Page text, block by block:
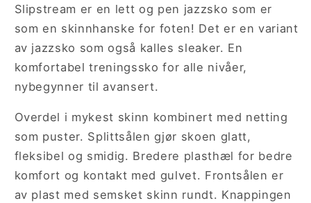
Slipstream er en lett og pen jazzsko som er
som en skinnhanske for foten! Det er en variant
av jazzsko som også kalles sleaker. En
komfortabel treningssko for alle nivåer,
nybegynner til avansert.
Overdel i mykest skinn kombinert med netting
som puster. Splittsålen gjør skoen glatt,
fleksibel og smidig. Bredere plasthæl for bedre
komfort og kontakt med gulvet. Frontsålen er
av plast med semsket skinn rundt. Knappingen